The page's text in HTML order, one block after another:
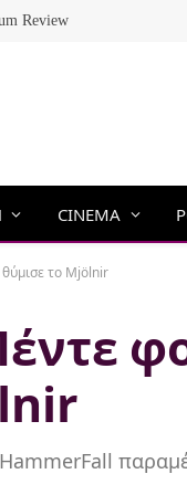
Review
CINEMA
το Mjölnir
HammerFall